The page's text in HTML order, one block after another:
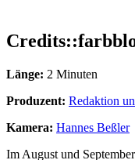
image-still2.jpg
Länge: 2 Minuten
Produzent: Redaktion
Kamera: Hannes Beßler
Im August und